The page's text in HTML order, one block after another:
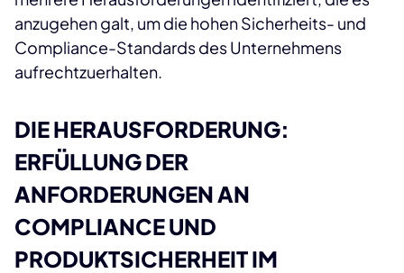
anzugehen galt, um die hohen Sicherheits- und
Compliance-Standards des Unternehmens
aufrechtzuerhalten.
DIE HERAUSFORDERUNG:
ERFÜLLUNG DER
ANFORDERUNGEN AN
COMPLIANCE UND
PRODUKTSICHERHEIT IM